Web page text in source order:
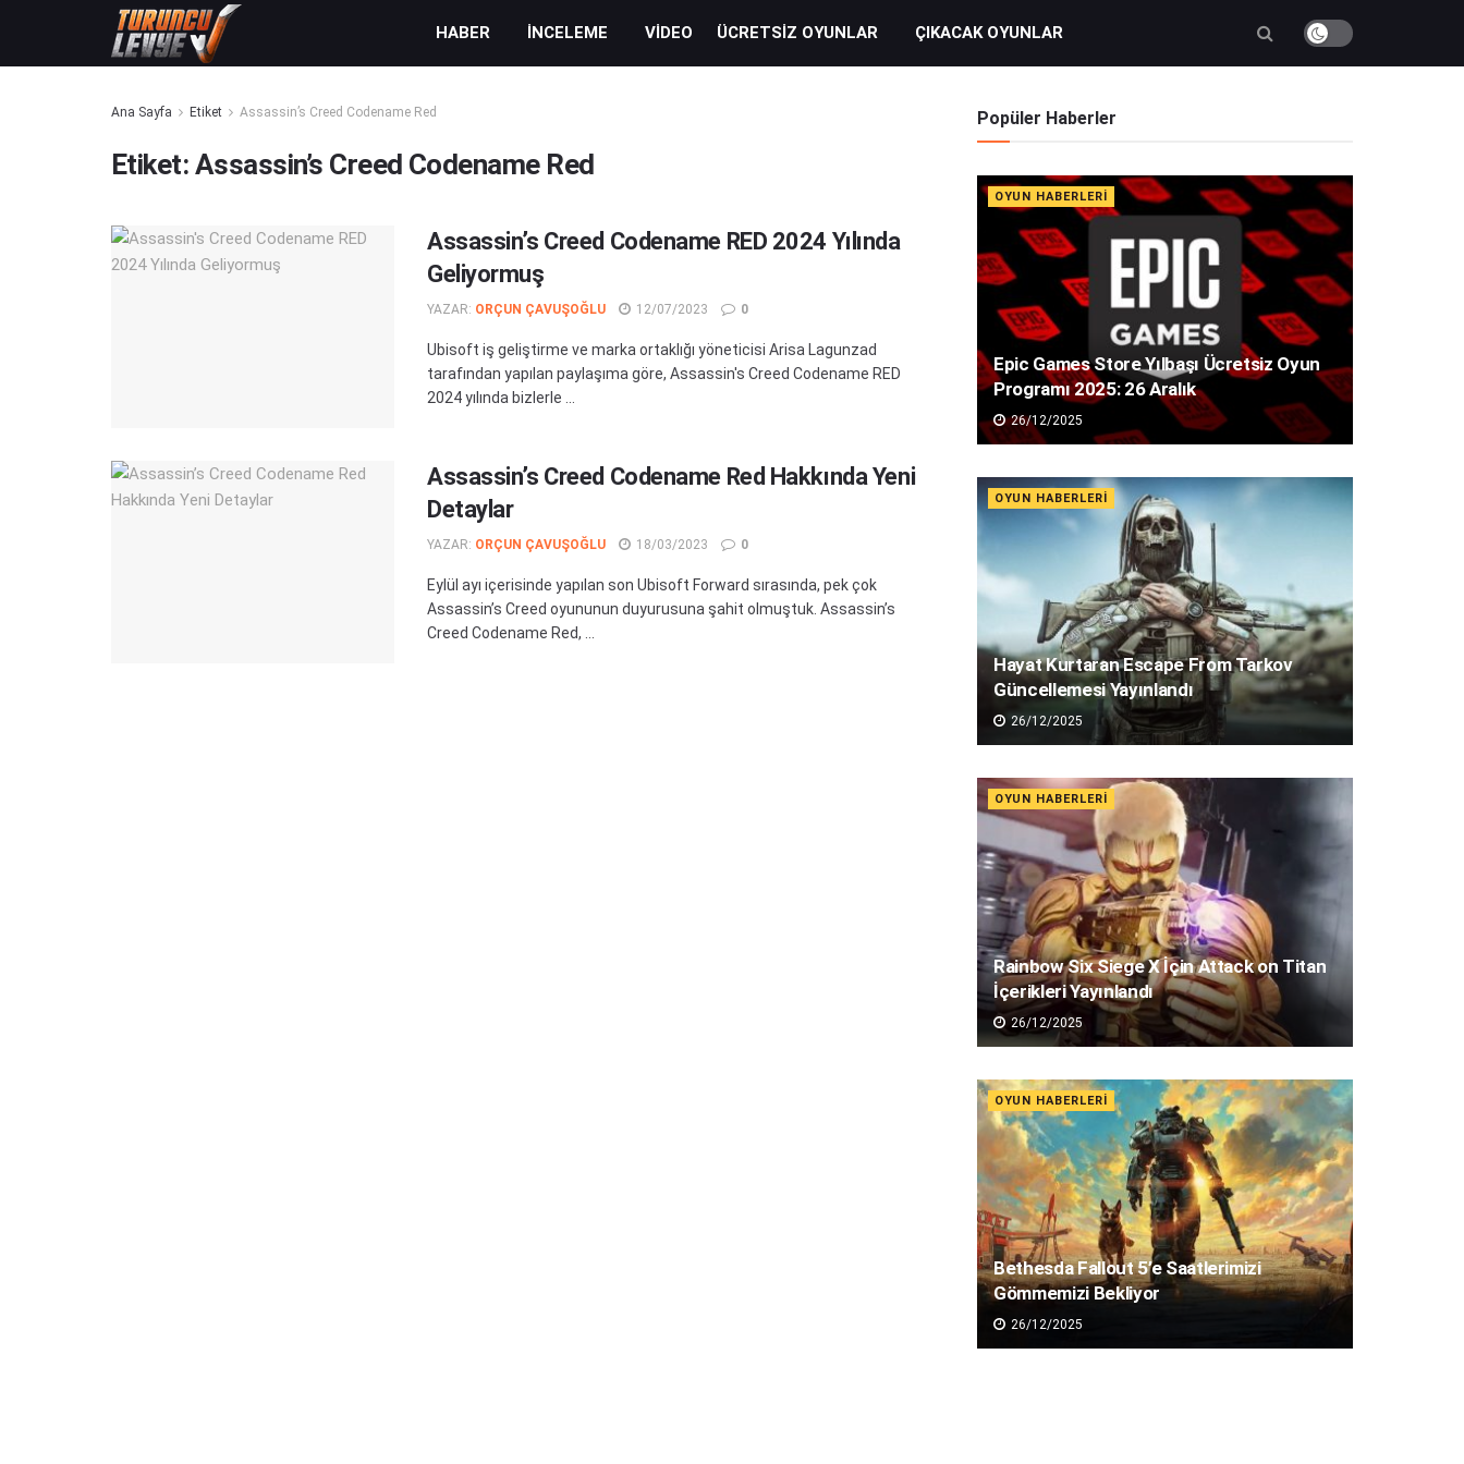
HABER İNCELEME VIDEO ÜCRETSIZ OYUNLAR ÇIKACAK OYUNLAR
Ana Sayfa Etiket Assassin’s Creed Codename Red
Etiket: Assassin’s Creed Codename Red
Assassin’s Creed Codename RED 2024 Yılında
Geliyormuş
YAZAR: ORÇUN ÇAVUŞOĞLU 12/07/2023 0
Ubisoft iş geliştirme ve marka ortaklığı yöneticisi Arisa Lagunzad
tarafından yapılan paylaşıma göre, Assassin's Creed Codename RED
2024 yılında bizlerle ...
Assassin’s Creed Codename Red Hakkında Yeni
Detaylar
YAZAR: ORÇUN ÇAVUŞOĞLU 18/03/2023 0
Eylül ayı içerisinde yapılan son Ubisoft Forward sırasında, pek çok
Assassin’s Creed oyununun duyurusuna şahit olmuştuk. Assassin’s
Creed Codename Red, ...
Popüler Haberler
OYUN HABERLERI
Epic Games Store Yılbaşı Ücretsiz Oyun
Programı 2025: 26 Aralık
26/12/2025
OYUN HABERLERI
Hayat Kurtaran Escape From Tarkov
Güncellemesi Yayınlandı
26/12/2025
OYUN HABERLERI
Rainbow Six Siege X İçin Attack on Titan
İçerikleri Yayınlandı
26/12/2025
OYUN HABERLERI
Bethesda Fallout 5’e Saatlerimizi
Gömmemizi Bekliyor
26/12/2025